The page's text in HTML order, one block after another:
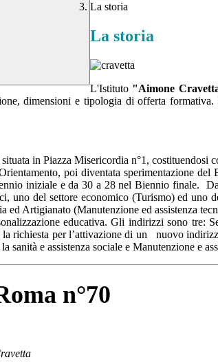
La storia
La storia
L'Istituto "Aimone
dimensioni e tipologia di offerta
situata in Piazza Misericordia n°1, costituendosi
poi diventata sperimentazione
iniziale e da 30 a 28 nel Biennio finale.
uno del settore economico (Turismo) ed uno
ed Artigianato (Manutenzione ed assistenza
educativa.Gli indirizzi sono tre:
richiesta per l’attivazione di un nuovo
e assistenza sociale e Manutenzione e
n°70